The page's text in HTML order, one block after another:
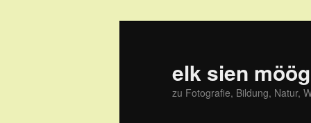
elk sien möög
zu Fotografie, Bildung, Natur,